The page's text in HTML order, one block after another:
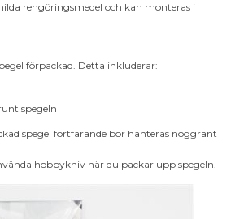
rengöringsmedel och kan monteras i
förpackad. Detta inkluderar:
spegeln
spegel fortfarande bör hanteras noggrant
hobbykniv när du packar upp spegeln.